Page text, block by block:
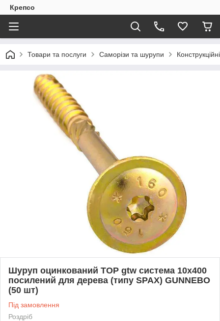
Крепсо
Товари та послуги Саморізи та шурупи
Шуруп оцинкований TOP gtw система 10х400
посилений для дерева (типу SPAX) GUNNEBO
(50 шт)
Під замовлення
Роздріб